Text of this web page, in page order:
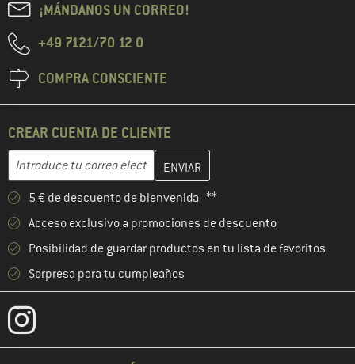
¡MÁNDANOS UN CORREO!
+49 7121/70 12 0
COMPRA CONSCIENTE
CREAR CUENTA DE CLIENTE
Dirección de correo electrónico
Introduce aquí tu dirección de correo electrónico y crea tu
5 € de descuento de bienvenida **
Acceso exclusivo a promociones de descuento
Posibilidad de guardar productos en tu lista de favoritos
Sorpresa para tu cumpleaños